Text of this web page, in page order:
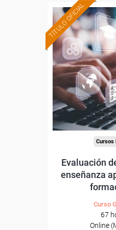
TÍTULO OFICIAL
Para
autónomos
Para todos los
Cursos
Evaluación
enseñanza
Curso
67
Online